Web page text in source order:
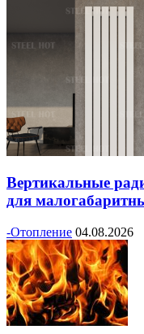
Вертикальные
для
-Отопление 04.08.2026